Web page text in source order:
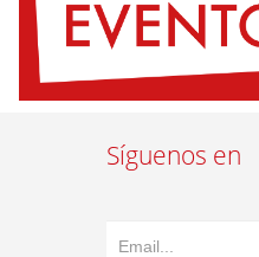
Síguenos en